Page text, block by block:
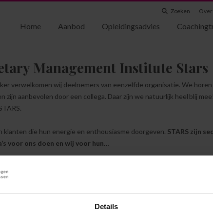
Details
Zoeken
Home
Aanbod Opleidingsadvies
Management Institute Stars
verwelkomen wij deelnemers van eenzelfde organisatie. We
zijn aanbevolen door een collega. Daar zijn we natuurlijk heel blij
klanten die hun energie en enthousiasme doorgeven. STARS zijn
voor ons doen en wij voor hun…
onze STARS?
een cursus of opleiding bij ons gevolgd heeft, kan zich ontplooien
het?